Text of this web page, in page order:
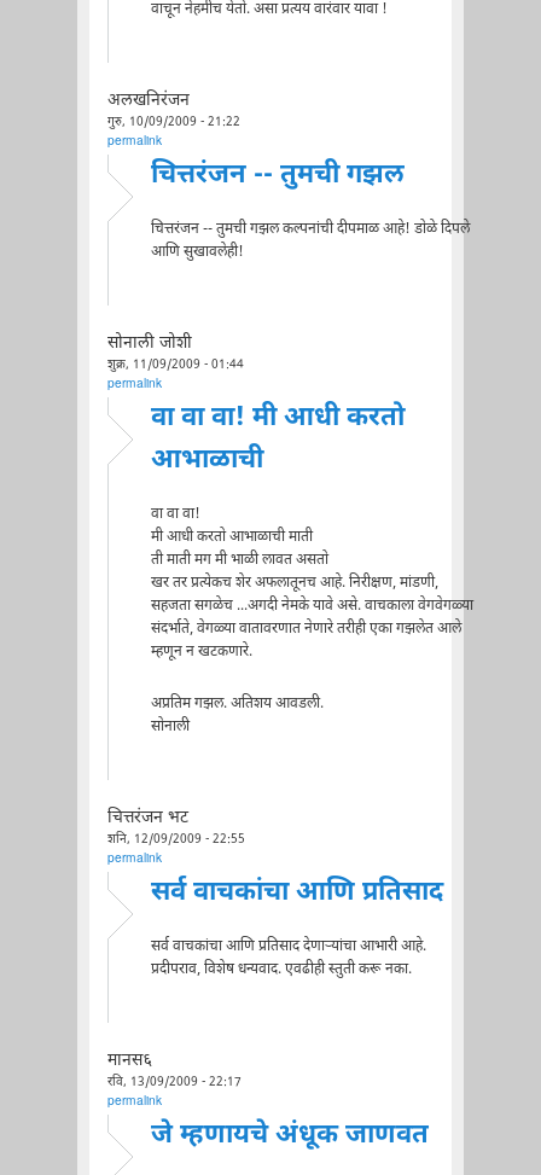
वाचून नेहमीच येतो. असा प्रत्यय वारंवार यावा !
अलखनिरंजन
गुरु, 10/09/2009 - 21:22
permalink
चित्तरंजन -- तुमची गझल
चित्तरंजन -- तुमची गझल कल्पनांची दीपमाळ आहे! डोळे दिपले
आणि सुखावलेही!
सोनाली जोशी
शुक्र, 11/09/2009 - 01:44
permalink
वा वा वा! मी आधी करतो
आभाळाची
वा वा वा!
मी आधी करतो आभाळाची माती
ती माती मग मी भाळी लावत असतो
खर तर प्रत्येकच शेर अफलातूनच आहे. निरीक्षण, मांडणी,
सहजता सगळेच ...अगदी नेमके यावे असे. वाचकाला वेगवेगळ्या
संदर्भाते, वेगळ्या वातावरणात नेणारे तरीही एका गझलेत आले
म्हणून न खटकणारे.
अप्रतिम गझल. अतिशय आवडली.
सोनाली
चित्तरंजन भट
शनि, 12/09/2009 - 22:55
permalink
सर्व वाचकांचा आणि प्रतिसाद
सर्व वाचकांचा आणि प्रतिसाद देणार्‍यांचा आभारी आहे.
प्रदीपराव, विशेष धन्यवाद. एवढीही स्तुती करू नका.
मानस६
रवि, 13/09/2009 - 22:17
permalink
जे म्हणायचे अंधूक जाणवत